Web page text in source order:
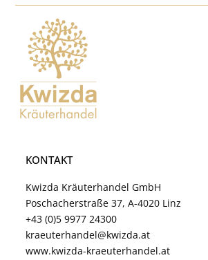
KONTAKT
Kwizda Kräuterhandel GmbH
Poschacherstraße 37, A-4020 Linz
+43 (0)5 9977 24300
kraeuterhandel@kwizda.at
www.kwizda-kraeuterhandel.at